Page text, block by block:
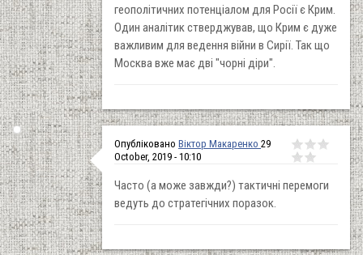
геополітичних потенціалом для Росії є Крим.
Один аналітик стверджував, що Крим є дуже
важливим для ведення війни в Сирії. Так що
Москва вже має дві "чорні діри".
Опубліковано Віктор Макаренко 29
October, 2019 - 10:10
Часто (а може завжди?) тактичні перемоги
ведуть до стратегічних поразок.